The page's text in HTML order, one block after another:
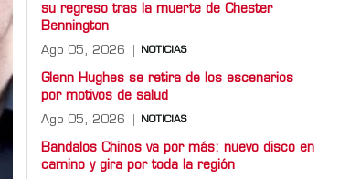
su regreso tras la muerte de Chester
Bennington
Ago 05, 2026 NOTICIAS
Glenn Hughes se retira de los escenarios
por motivos de salud
Ago 05, 2026 NOTICIAS
Bandalos Chinos va por más: nuevo disco en
camino y gira por toda la región